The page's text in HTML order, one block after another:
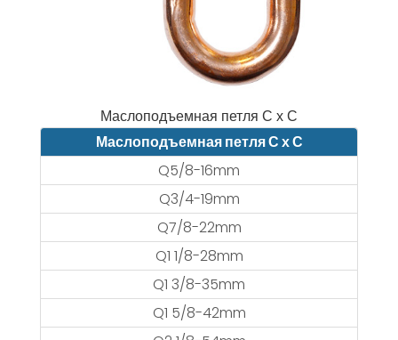
Маслоподъемная петля С х С
Маслоподъемная петля С х С
Q5/8-16mm
Q3/4-19mm
Q7/8-22mm
Q1 1/8-28mm
Q1 3/8-35mm
Q1 5/8-42mm